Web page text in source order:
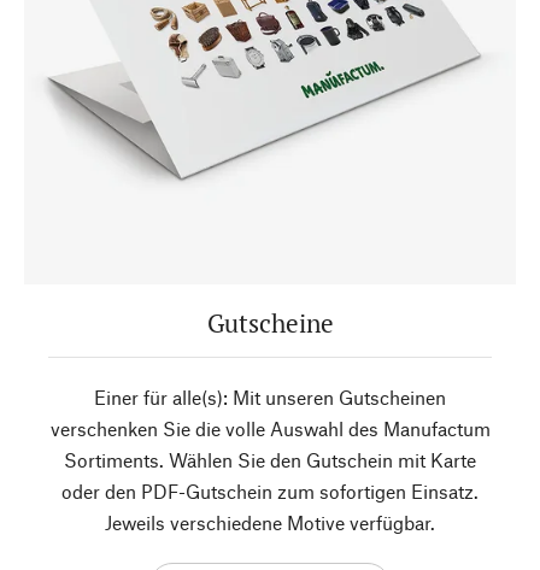
Gutscheine
Einer für alle(s): Mit unseren Gutscheinen
verschenken Sie die volle Auswahl des Manufactum
Sortiments. Wählen Sie den Gutschein mit Karte
oder den PDF-Gutschein zum sofortigen Einsatz.
Jeweils verschiedene Motive verfügbar.